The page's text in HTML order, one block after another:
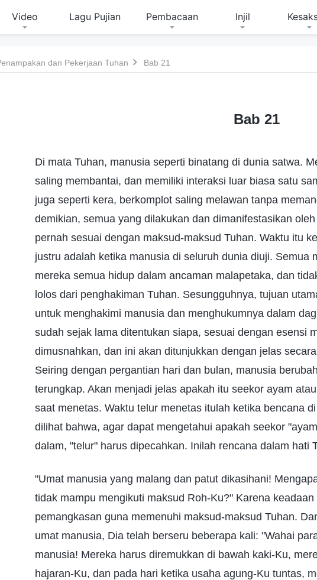
Video Lagu Pujian Pembacaan Injil
dan Pekerjaan Tuhan Bab 21
Bab 21
Di mata Tuhan, manusia seperti binatang di dunia satwa.
saling membantai, dan memiliki interaksi luar biasa satu
juga seperti kera, berkomplot saling melawan tanpa
demikian, semua yang dilakukan dan dimanifestasikan
pernah sesuai dengan maksud-maksud Tuhan. Waktu itu
justru adalah ketika manusia di seluruh dunia diuji. Semua
mereka semua hidup dalam ancaman malapetaka, dan
lolos dari penghakiman Tuhan. Sesungguhnya, tujuan
untuk menghakimi manusia dan menghukumnya dalam
sudah sejak lama ditentukan siapa, sesuai dengan esensi
dimusnahkan, dan ini akan ditunjukkan dengan jelas
Seiring dengan pergantian hari dan bulan, manusia
terungkap. Akan menjadi jelas apakah itu seekor ayam
saat menetas. Waktu telur menetas itulah ketika bencana
dilihat bahwa, agar dapat mengetahui apakah seekor
dalam, "telur" harus dipecahkan. Inilah rencana dalam hati
"Umat manusia yang malang dan patut dikasihani!
tidak mampu mengikuti maksud Roh-Ku?" Karena
pemangkasan guna memenuhi maksud-maksud Tuhan.
umat manusia, Dia telah berseru beberapa kali: "Wahai
manusia! Mereka harus diremukkan di bawah kaki-Ku,
hajaran-Ku, dan pada hari ketika usaha agung-Ku tuntas,